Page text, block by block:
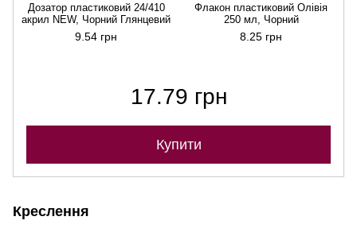
Дозатор пластиковий 24/410
акрил NEW, Чорний Глянцевий
9.54 грн
Флакон пластиковий Олівія
250 мл, Чорний
8.25 грн
17.79 грн
Купити
Креслення